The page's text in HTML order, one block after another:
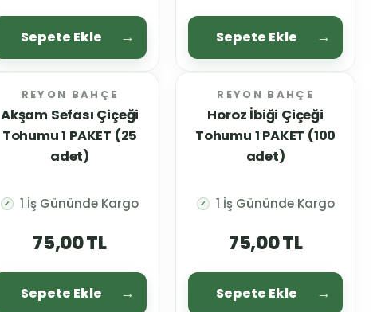
Sepete Ekle Sepete Ekle
REYON BAHÇE
Akşam Sefası Çiçeği
Tohumu 1 PAKET (25
adet)
✓ 1 İş Gününde Kargo
75,00 TL
Sepete Ekle
REYON BAHÇE
Horoz İbiği Çiçeği
Tohumu 1 PAKET (100
adet)
✓ 1 İş Gününde Kargo
75,00 TL
Sepete Ekle